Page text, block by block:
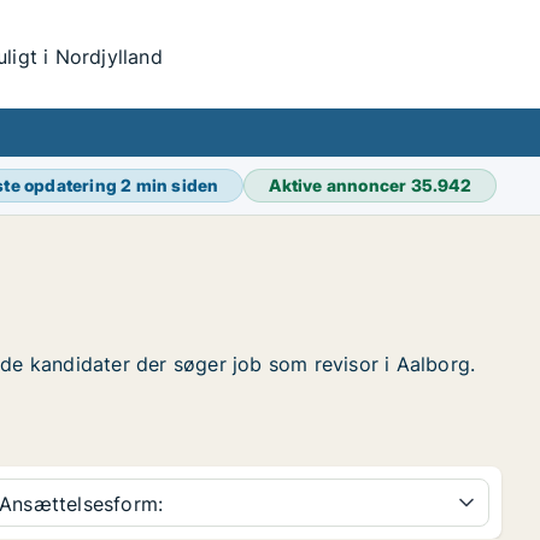
i Nordjylland
opdatering2 min siden Aktive annoncer 35.942
kandidater der søger job som revisor i Aalborg.
Ansættelsesform: